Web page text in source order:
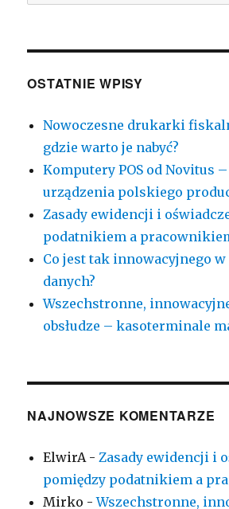
oferują
OSTATNIE WPISY
Nowoczesne drukarki
gdzie warto je nabyć?
Komputery POS od Novitus
urządzenia polskiego
Zasady ewidencji i
podatnikiem a
Co jest tak innowacyjnego
danych?
Wszechstronne,
obsłudze – kasoterminale
NAJNOWSZE KOMENTARZE
ElwirA -Zasady ewidencji i
pomiędzy podatnikiem a
Mirko -Wszechstronne,